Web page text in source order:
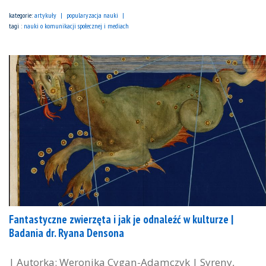
kategorie: artykuły
popularyzacja nauki
tagi : nauki o komunikacji społecznej i mediach
Fantastyczne zwierzęta i jak je odnaleźć w kulturze |
Badania dr. Ryana Densona
| Autorka: Weronika Cygan-Adamczyk | Syreny,